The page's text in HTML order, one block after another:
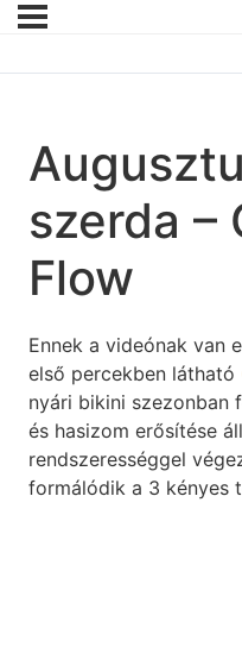
szerda –
Flow
Ennek a videónak van
első percekben
nyári bikini szezonban
és hasizom erősítése
rendszerességgel
formálódik a 3 kényes